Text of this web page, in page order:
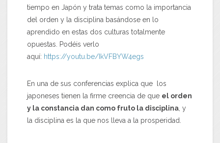
tiempo en Japón y trata temas como la importancia
del orden y la disciplina basándose en lo
aprendido en estas dos culturas totalmente
opuestas. Podéis verlo
aquí: https://youtu.be/IkVFBYW4egs
En una de sus conferencias explica que los
japoneses tienen la firme creencia de que el orden
y la constancia dan como fruto la disciplina , y
la disciplina es la que nos lleva a la prosperidad.